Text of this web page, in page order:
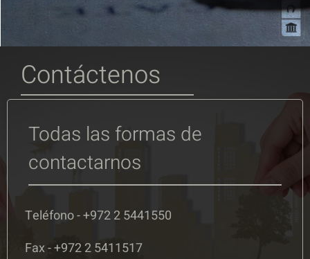
Contáctenos
Todas las formas de
contactarnos
Teléfono - +972 2 5441550
Fax - +972 2 5411517